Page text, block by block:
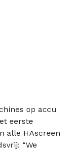
op accu
eerste
alle HAscreen
“We